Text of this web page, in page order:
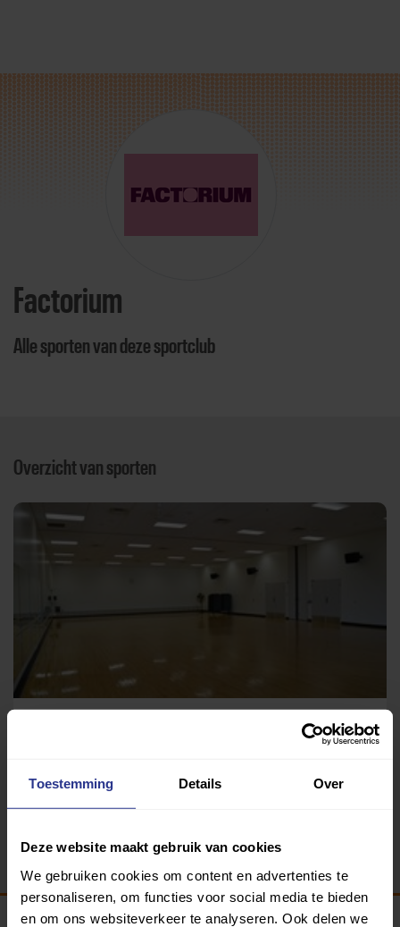
Toestemming Details Over
Deze website maakt gebruik van cookies
We gebruiken cookies om content en advertenties te
personaliseren, om functies voor social media te bieden
en om ons websiteverkeer te analyseren. Ook delen we
Factorium
Alle sporten van deze sportclub
Overzicht van sporten